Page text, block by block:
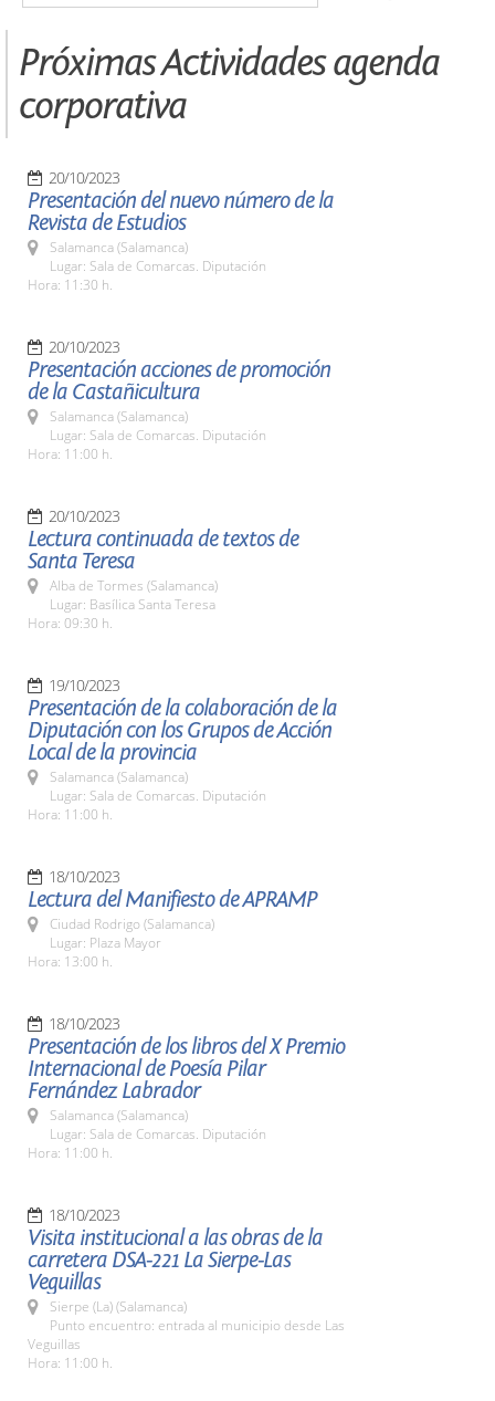
Próximas Actividades agenda
corporativa
20/10/2023
Presentación del nuevo número de la
Revista de Estudios
Salamanca (Salamanca)
Lugar: Sala de Comarcas. Diputación
Hora: 11:30 h.
20/10/2023
Presentación acciones de promoción
de la Castañicultura
Salamanca (Salamanca)
Lugar: Sala de Comarcas. Diputación
Hora: 11:00 h.
20/10/2023
Lectura continuada de textos de
Santa Teresa
Alba de Tormes (Salamanca)
Lugar: Basílica Santa Teresa
Hora: 09:30 h.
19/10/2023
Presentación de la colaboración de la
Diputación con los Grupos de Acción
Local de la provincia
Salamanca (Salamanca)
Lugar: Sala de Comarcas. Diputación
Hora: 11:00 h.
18/10/2023
Lectura del Manifiesto de APRAMP
Ciudad Rodrigo (Salamanca)
Lugar: Plaza Mayor
Hora: 13:00 h.
18/10/2023
Presentación de los libros del X Premio
Internacional de Poesía Pilar
Fernández Labrador
Salamanca (Salamanca)
Lugar: Sala de Comarcas. Diputación
Hora: 11:00 h.
18/10/2023
Visita institucional a las obras de la
carretera DSA-221 La Sierpe-Las
Veguillas
Sierpe (La) (Salamanca)
Punto encuentro: entrada al municipio desde Las
Veguillas
Hora: 11:00 h.